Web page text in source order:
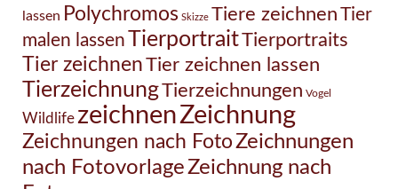
lassen Polychromos Skizze Tiere zeichnenTier
malen lassenTierportraitTierportraits
Tier zeichnenTier zeichnen lassen
TierzeichnungTierzeichnungen Vogel
Wildlife zeichnenZeichnung
Zeichnungen nach FotoZeichnungen
nach FotovorlageZeichnung nach